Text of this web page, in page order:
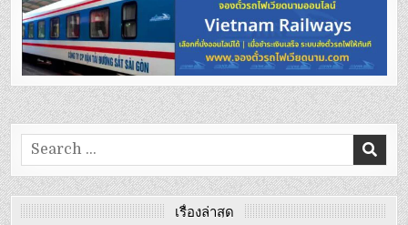
Search
for:
เรื่องล่าสุด